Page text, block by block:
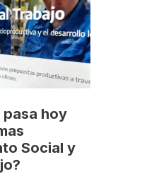
pasa hoy
Social y